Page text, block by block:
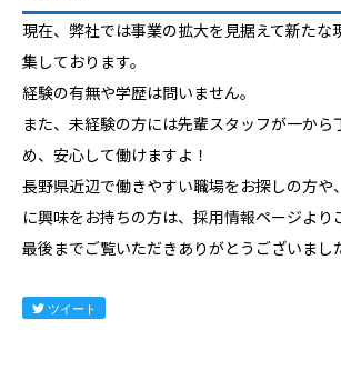
現在、弊社では事業の拡大を見据えて新たな
集しております。
経験の有無や学歴は問いません。
また、未経験の方には先輩スタッフが一から
め、安心して働けますよ！
長野県近辺で働きやすい職場をお探しの方や
に興味をお持ちの方は、 採用情報ページより
最後までご覧いただきありがとうございまし
ツイート